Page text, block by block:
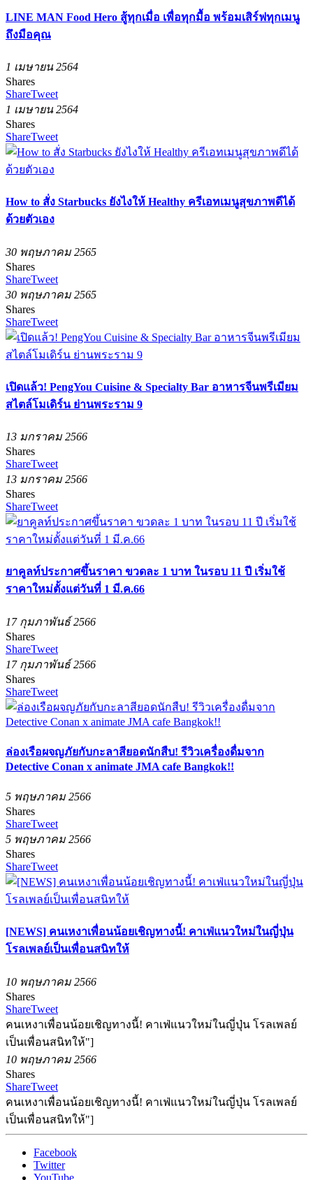
LINE MAN Food Hero สู้ทุกเมื่อ เพื่อทุกมื้อ พร้อมเสิร์ฟทุกเมนู
ถึงมือคุณ
1 เมษายน 2564
Shares
ShareTweet
1 เมษายน 2564
Shares
ShareTweet
How to สั่ง Starbucks ยังไงให้ Healthy ครีเอทเมนูสุขภาพดีได้
ด้วยตัวเอง
30 พฤษภาคม 2565
Shares
ShareTweet
30 พฤษภาคม 2565
Shares
ShareTweet
เปิดแล้ว! PengYou Cuisine & Specialty Bar อาหารจีนพรีเมียม
สไตล์โมเดิร์น ย่านพระราม 9
13 มกราคม 2566
Shares
ShareTweet
13 มกราคม 2566
Shares
ShareTweet
ยาคูลท์ประกาศขึ้นราคา ขวดละ 1 บาท ในรอบ 11 ปี เริ่มใช้
ราคาใหม่ตั้งแต่วันที่ 1 มี.ค.66
17 กุมภาพันธ์ 2566
Shares
ShareTweet
17 กุมภาพันธ์ 2566
Shares
ShareTweet
ล่องเรือผจญภัยกับกะลาสียอดนักสืบ! รีวิวเครื่องดื่มจาก
Detective Conan x animate JMA cafe Bangkok!!
5 พฤษภาคม 2566
Shares
ShareTweet
5 พฤษภาคม 2566
Shares
ShareTweet
[NEWS] คนเหงาเพื่อนน้อยเชิญทางนี้! คาเฟ่แนวใหม่ในญี่ปุ่น
โรลเพลย์เป็นเพื่อนสนิทให้
10 พฤษภาคม 2566
Shares
ShareTweet
คนเหงาเพื่อนน้อยเชิญทางนี้! คาเฟ่แนวใหม่ในญี่ปุ่น โรลเพลย์
เป็นเพื่อนสนิทให้"]
10 พฤษภาคม 2566
Shares
ShareTweet
คนเหงาเพื่อนน้อยเชิญทางนี้! คาเฟ่แนวใหม่ในญี่ปุ่น โรลเพลย์
เป็นเพื่อนสนิทให้"]
Facebook
Twitter
YouTube